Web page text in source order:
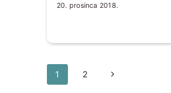
20. prosinca 2018.
Page
navigation
1 2
Sljedeća